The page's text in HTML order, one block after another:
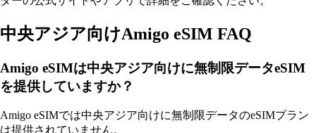
中央アジア向けAmigo eSIM FAQ
Amigo eSIMは中央アジア向けに無制限データeSIM
を提供していますか？
Amigo eSIMでは中央アジア向けに無制限データのeSIMプラン
は提供されていません。